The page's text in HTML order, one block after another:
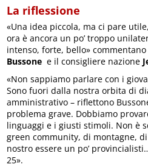
La riflessione
«Una idea piccola, ma ci pare
ora è ancora un po’ troppo
intenso, forte, bello»
Bussone e il consigliere nazione
«Non sappiamo parlare con i
Sono fuori dalla nostra orbita di
amministrativo – riflettono
problema grave. Dobbiamo
linguaggi e i giusti stimoli. Non è
green community, di montagne,
nostro essere un po’
25».